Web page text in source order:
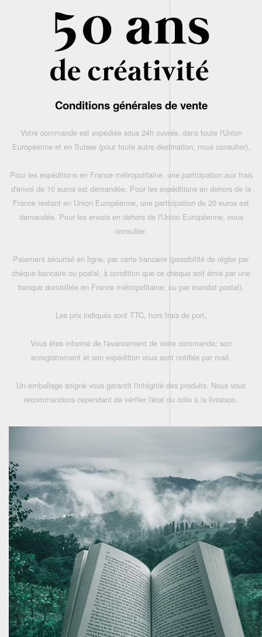
Conditions générales de vente
Votre commande est expédiée sous 24h ouvrés, dans toute l'Union
Européenne et en Suisse (pour toute autre destination, nous consulter),
Pour les expéditions en France métropolitaine, une participation aux frais
d'envoi de 10 euros est demandée. Pour les expéditions en dehors de la
France restant en Union Européenne, une participation de 20 euros est
demandée. Pour les envois en dehors de l'Union Européenne, nous
consulter.
Paiement sécurisé en ligne, par carte bancaire (possibilité de régler par
chèque bancaire ou postal, à condition que ce chèque soit émis par une
banque domiciliée en France métropolitaine, ou par mandat postal),
Les prix indiqués sont TTC, hors frais de port,
Vous êtes informé de l'avancement de votre commande: son
enregistrement et son expédition vous sont notifiés par mail.
Un emballage soigné vous garantit l'intégrité des produits. Nous vous
recommandons cependant de vérifier l'état du colis à la livraison.